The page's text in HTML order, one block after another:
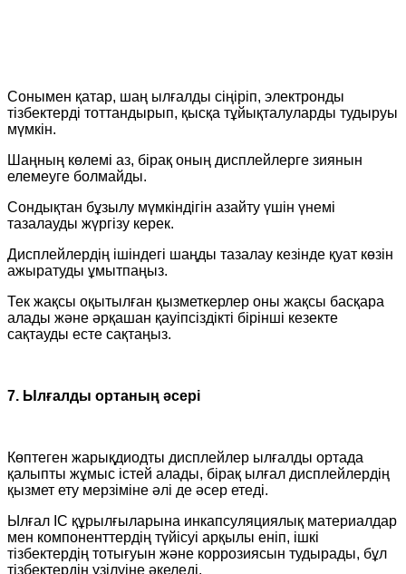
Сонымен қатар, шаң ылғалды сіңіріп, электронды
тізбектерді тоттандырып, қысқа тұйықталуларды тудыруы
мүмкін.
Шаңның көлемі аз, бірақ оның дисплейлерге зиянын
елемеуге болмайды.
Сондықтан бұзылу мүмкіндігін азайту үшін үнемі
тазалауды жүргізу керек.
Дисплейлердің ішіндегі шаңды тазалау кезінде қуат көзін
ажыратуды ұмытпаңыз.
Тек жақсы оқытылған қызметкерлер оны жақсы басқара
алады және әрқашан қауіпсіздікті бірінші кезекте
сақтауды есте сақтаңыз.
7. Ылғалды ортаның әсері
Көптеген жарықдиодты дисплейлер ылғалды ортада
қалыпты жұмыс істей алады, бірақ ылғал дисплейлердің
қызмет ету мерзіміне әлі де әсер етеді.
Ылғал IC құрылғыларына инкапсуляциялық материалдар
мен компоненттердің түйісуі арқылы еніп, ішкі
тізбектердің тотығуын және коррозиясын тудырады, бұл
тізбектердің үзілуіне әкеледі.